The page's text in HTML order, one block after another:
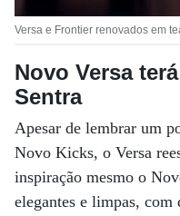
Versa e Frontier renovados em
Novo Versa
Sentra
Apesar de lembrar um
Novo Kicks, o Versa
inspiração mesmo o
elegantes e limpas,